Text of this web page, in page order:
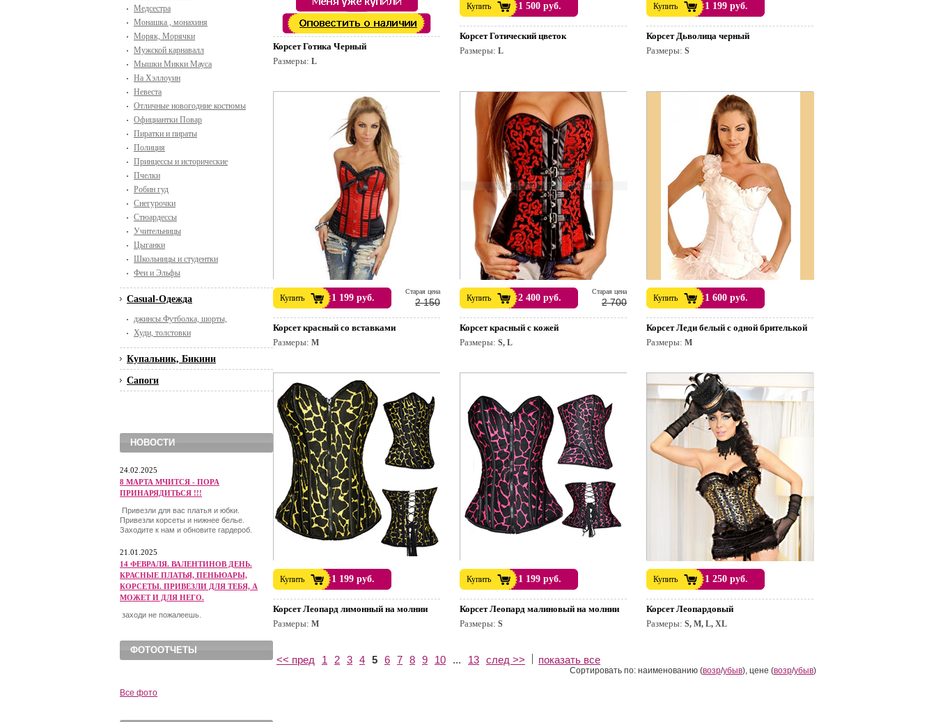
Медсестра
Монашка , монахиня
Моряк, Морячки
Мужской карнавалл
Мышки Микки Мауса
На Хэллоуин
Невеста
Отличные новогодние костюмы
Официантки Повар
Пиратки и пираты
Полиция
Принцессы и исторические
Пчелки
Робин гуд
Снегурочки
Стюардессы
Учительницы
Цыганки
Школьницы и студентки
Феи и Эльфы
Casual-Одежда
джинсы.Футболка, шорты,
Худи, толстовки
Купальник, Бикини
Сапоги
НОВОСТИ
24.02.2025
8 МАРТА МЧИТСЯ - ПОРА
ПРИНАРЯДИТЬСЯ !!!
Привезли для вас платья и юбки.
Привезли корсеты и нижнее белье.
Заходите к нам и обновите гардероб.
21.01.2025
14 ФЕВРАЛЯ. ВАЛЕНТИНОВ ДЕНЬ.
КРАСНЫЕ ПЛАТЬЯ, ПЕНЬЮАРЫ,
КОРСЕТЫ. ПРИВЕЗЛИ ДЛЯ ТЕБЯ, А
МОЖЕТ И ДЛЯ НЕГО.
заходи не пожалеешь.
ФОТООТЧЕТЫ
Все фото
Корсет Готика Черный
Размеры: L
Корсет Готический цветок
Размеры: L
Купить 1 500 руб.
Корсет Дьволица черный
Размеры: S
Купить 1 199 руб.
Корсет красный со вставками
Размеры: M
Купить 1 199 руб.
Cтарая цена
2 150
Корсет красный с кожей
Размеры: S, L
Купить 2 400 руб.
Cтарая цена
2 700
Корсет Леди белый с одной брителькой
Размеры: M
Купить 1 600 руб.
Корсет Леопард лимонный на молнии
Размеры: M
Купить 1 199 руб.
Корсет Леопард малиновый на молнии
Размеры: S
Купить 1 199 руб.
Корсет Леопардовый
Размеры: S, M, L, XL
Купить 1 250 руб.
<< пред 1 2 3 4 5 6 7 8 9 10 ... 13 след >> показать все
Сортировать по: наименованию (возр/убыв), цене (возр/убыв)